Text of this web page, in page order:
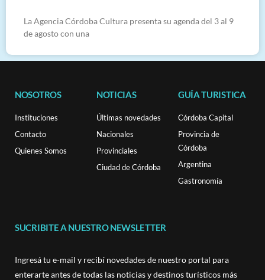
La Agencia Córdoba Cultura presenta su agenda del 3 al 9
de agosto con una
NOSOTROS
Instituciones
Contacto
Quienes Somos
NOTICIAS
Últimas novedades
Nacionales
Provinciales
Ciudad de Córdoba
GUÍA TURISTICA
Córdoba Capital
Provincia de
Córdoba
Argentina
Gastronomía
SUCRIBITE A NUESTRO NEWSLETTER
Ingresá tu e-mail y recibí novedades de nuestro portal para
enterarte antes de todas las noticias y destinos turísticos más